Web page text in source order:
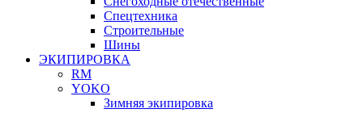
Спецтехника
Строительные
Шины
ЭКИПИРОВКА
RM
YOKO
Зимняя экипировка